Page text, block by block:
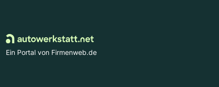
Ein Portal von Firmenweb.de